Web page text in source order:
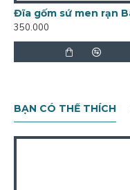
350.000
BẠN CÓ THỂ THÍCH